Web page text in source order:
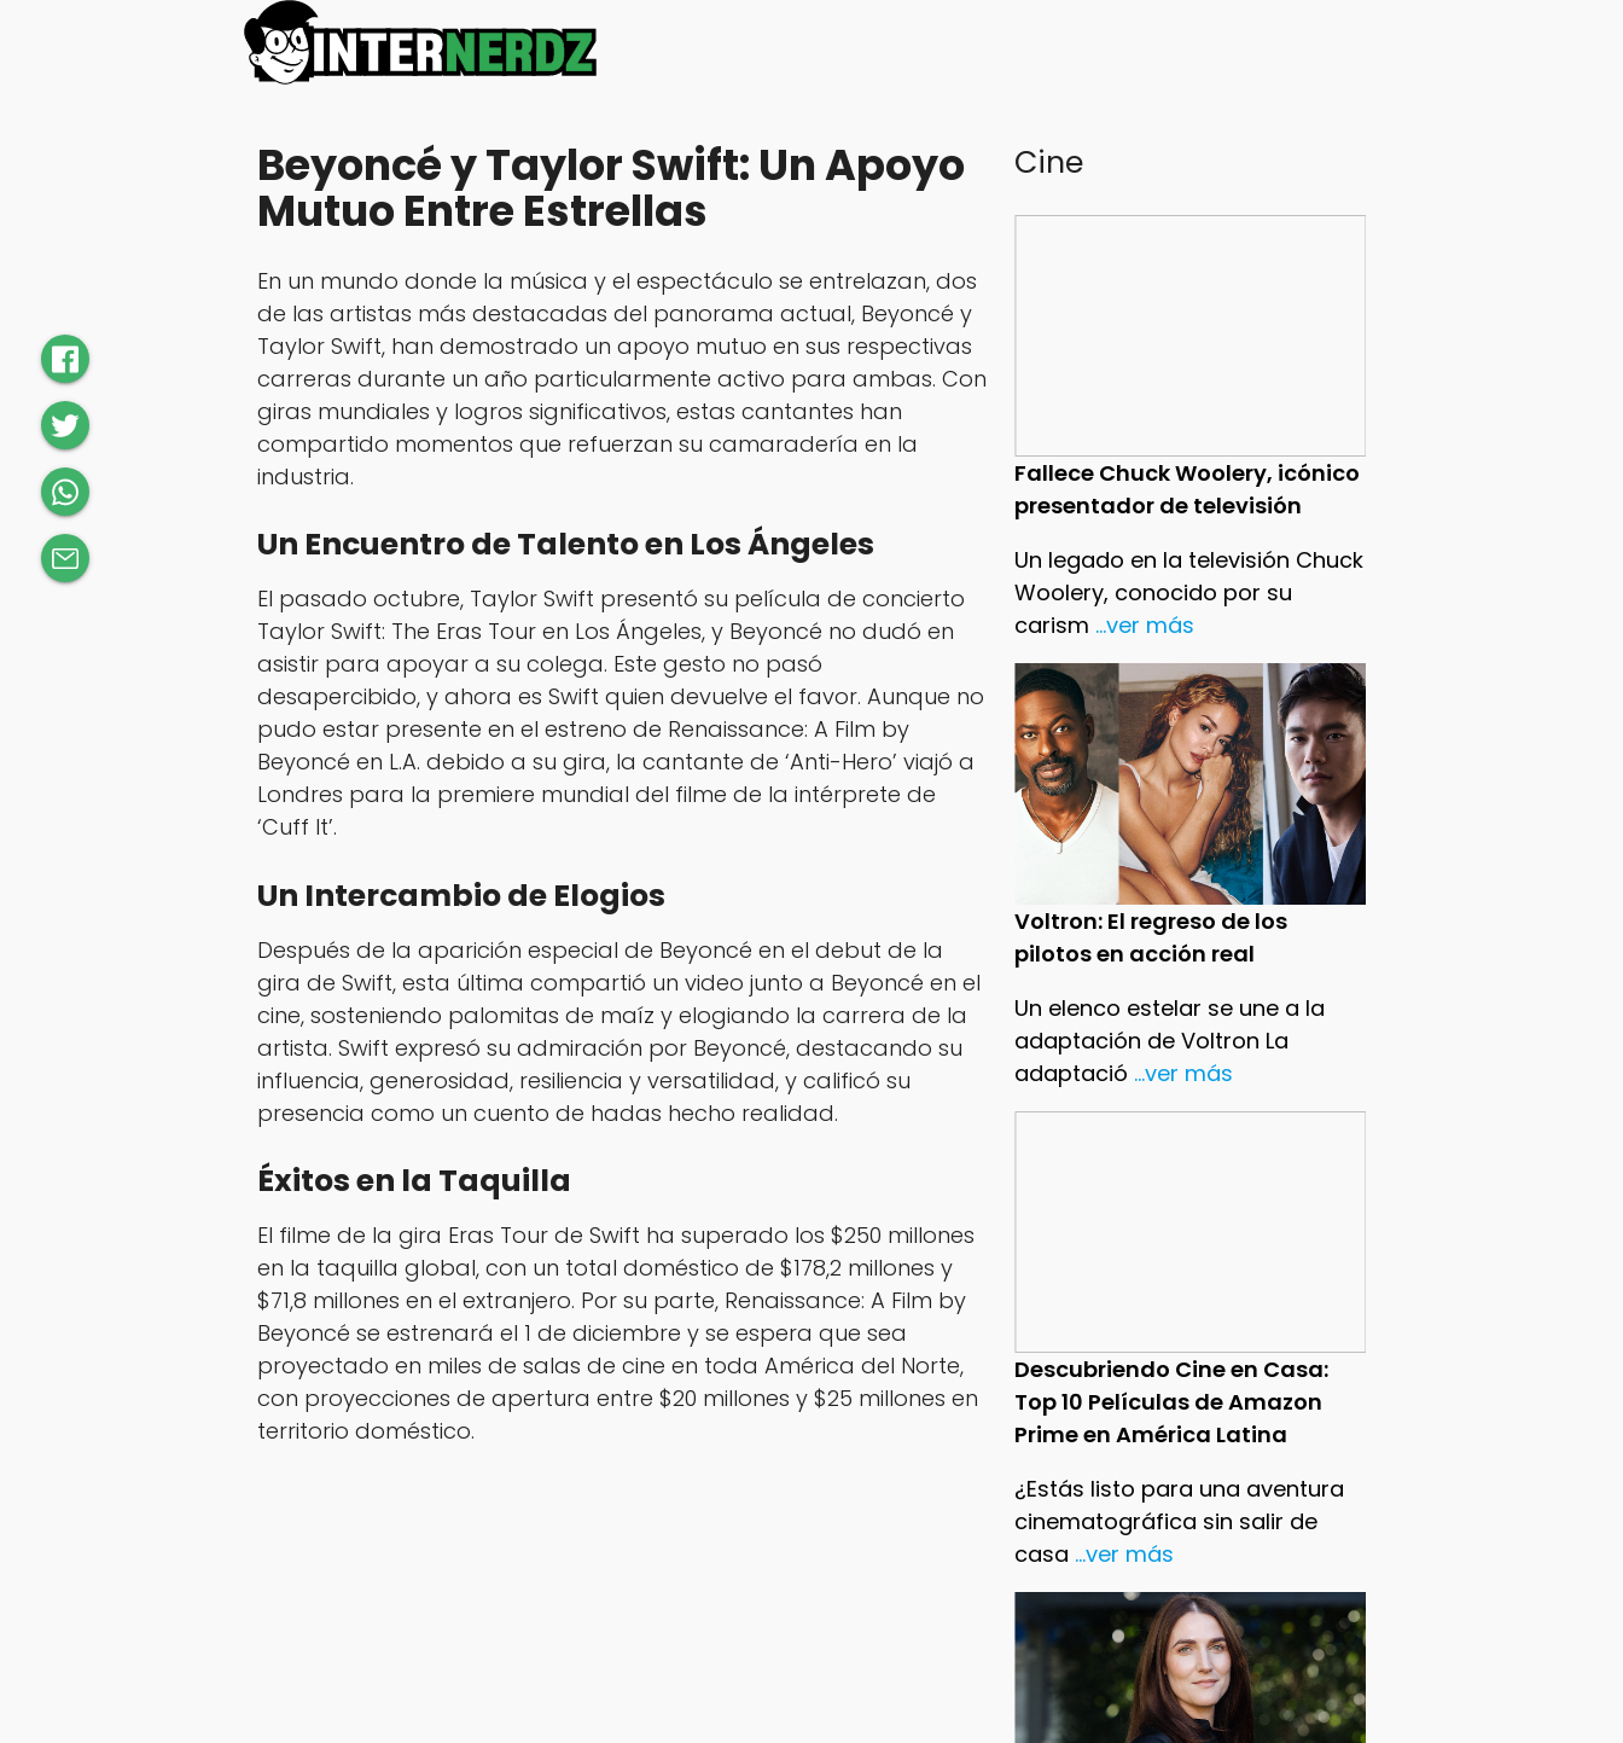
Cine
Fallece Chuck Woolery, icónico
presentador de televisión
Un legado en la televisión Chuck
Woolery, conocido por su
carism ...ver más
Voltron: El regreso de los
pilotos en acción real
Un elenco estelar se une a la
adaptación de Voltron La
adaptació ...ver más
Descubriendo Cine en Casa:
Top 10 Películas de Amazon
Prime en América Latina
¿Estás listo para una aventura
cinematográfica sin salir de
casa ...ver más
Beyoncé y Taylor Swift: Un Apoyo
Mutuo Entre Estrellas
En un mundo donde la música y el espectáculo se entrelazan, dos
de las artistas más destacadas del panorama actual, Beyoncé y
Taylor Swift, han demostrado un apoyo mutuo en sus respectivas
carreras durante un año particularmente activo para ambas. Con
giras mundiales y logros significativos, estas cantantes han
compartido momentos que refuerzan su camaradería en la
industria.
Un Encuentro de Talento en Los Ángeles
El pasado octubre, Taylor Swift presentó su película de concierto
Taylor Swift: The Eras Touren Los Ángeles, y Beyoncé no dudó en
asistir para apoyar a su colega. Este gesto no pasó
desapercibido, y ahora es Swift quien devuelve el favor. Aunque no
pudo estar presente en el estreno de Renaissance: A Film by
Beyoncé en L.A. debido a su gira, la cantante de ‘Anti-Hero’ viajó a
Londres para la premiere mundial del filme de la intérprete de
‘Cuff It’.
Un Intercambio de Elogios
Después de la aparición especial de Beyoncé en el debut de la
gira de Swift, esta última compartió un video junto a Beyoncé en el
cine, sosteniendo palomitas de maíz y elogiando la carrera de la
artista. Swift expresó su admiración por Beyoncé, destacando su
influencia, generosidad, resiliencia y versatilidad, y calificó su
presencia como un cuento de hadas hecho realidad.
Éxitos en la Taquilla
El filme de la gira Eras Tourde Swift ha superado los $250 millones
en la taquilla global, con un total doméstico de $178,2 millones y
$71,8 millones en el extranjero. Por su parte, Renaissance: A Film by
Beyoncé se estrenará el 1 de diciembre y se espera que sea
proyectado en miles de salas de cine en toda América del Norte,
con proyecciones de apertura entre $20 millones y $25 millones en
territorio doméstico.